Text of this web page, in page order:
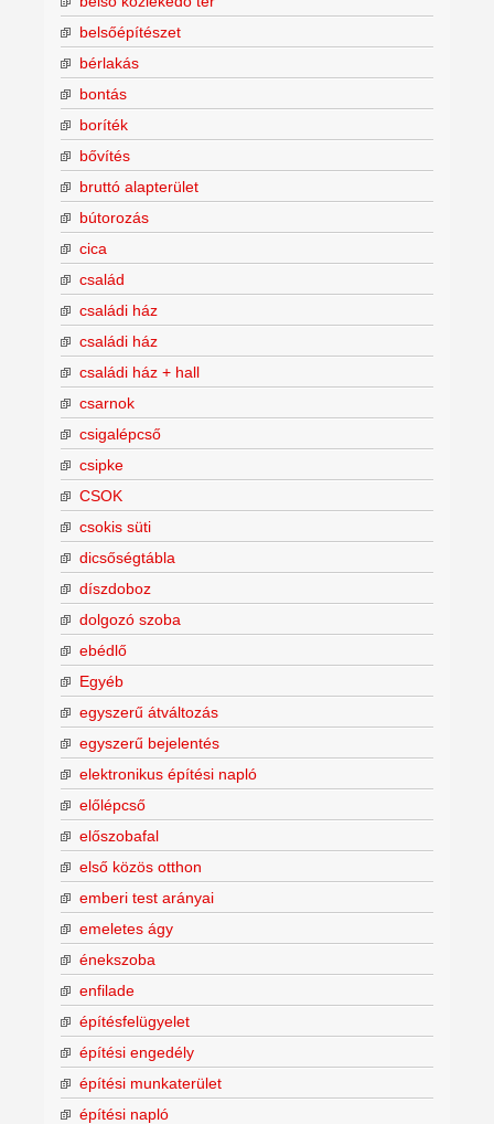
belsőépítészet
bérlakás
bontás
boríték
bővítés
bruttó alapterület
bútorozás
cica
család
családi ház
családi ház
családi ház + hall
csarnok
csigalépcső
csipke
CSOK
csokis süti
dicsőségtábla
díszdoboz
dolgozó szoba
ebédlő
Egyéb
egyszerű átváltozás
egyszerű bejelentés
elektronikus építési napló
előlépcső
előszobafal
első közös otthon
emberi test arányai
emeletes ágy
énekszoba
enfilade
építésfelügyelet
építési engedély
építési munkaterület
építési napló